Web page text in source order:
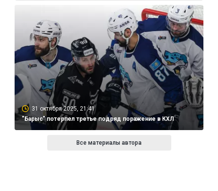
31 октября 2025, 21:41
"Барыс" потерпел третье подряд поражение в КХЛ
Все материалы автора